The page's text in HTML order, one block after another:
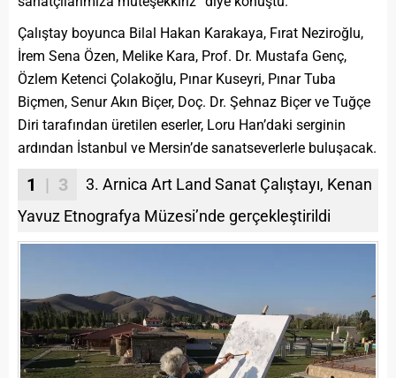
Çalıştay boyunca Bilal Hakan Karakaya, Fırat Neziroğlu,
İrem Sena Özen, Melike Kara, Prof. Dr. Mustafa Genç,
Özlem Ketenci Çolakoğlu, Pınar Kuseyri, Pınar Tuba
Biçmen, Senur Akın Biçer, Doç. Dr. Şehnaz Biçer ve Tuğçe
Diri tarafından üretilen eserler, Loru Han’daki serginin
ardından İstanbul ve Mersin’de sanatseverlerle buluşacak.
1 | 3
3. Arnica Art Land Sanat Çalıştayı, Kenan
Yavuz Etnografya Müzesi’nde gerçekleştirildi